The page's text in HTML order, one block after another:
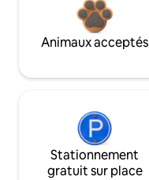
Animaux acceptés
Stationnement
gratuit sur place